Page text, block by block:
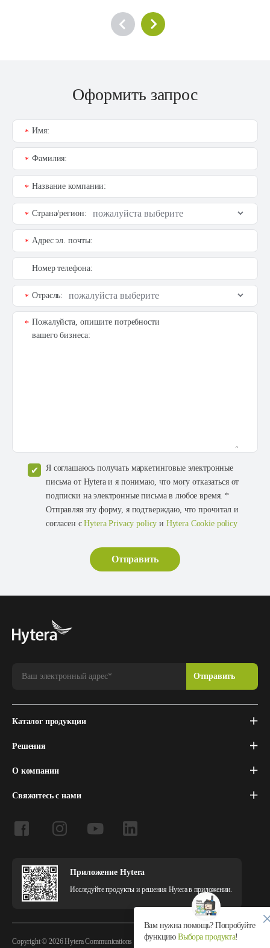
Оформить запрос
Имя:
*
Фамилия:
*
Название компании:
*
Страна/регион:
*
Адрес эл. почты:
*
Номер телефона:
Отрасль:
*
Пожалуйста, опишите потребности
вашего бизнеса:
*
Я соглашаюсь получать маркетинговые электронные
письма от Hytera и я понимаю, что могу отказаться от
подписки на электронные письма в любое время. *
Отправляя эту форму, я подтверждаю, что прочитал и
согласен сHytera Privacy policy и Hytera Cookie policy
Каталог продукции
Решения
О компании
Свяжитесь с нами
Приложение Hytera
Исследуйте продукты и решения Hytera в приложении.
Copyright © 2026 Hytera Communications Corporation Limited All Rights Reserved
Вам нужна помощь? Попробуйте
функциюВыбора продукта!